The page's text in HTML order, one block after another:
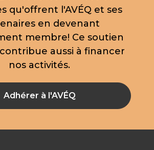
qu'offrent l'AVÉQ et ses
en devenant
membre! Ce soutien
aussi à financer
nos activités.
Adhérer à l'AVÉQ